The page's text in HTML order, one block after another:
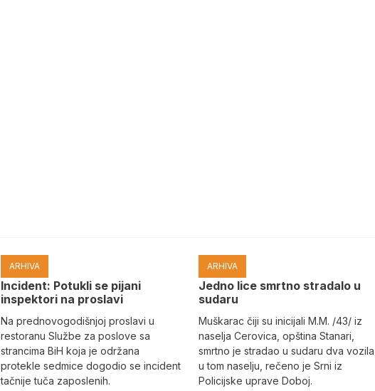
ARHIVA
Incident: Potukli se pijani
inspektori na proslavi
Na prednovogodišnjoj proslavi u
restoranu Službe za poslove sa
strancima BiH koja je održana
protekle sedmice dogodio se incident
tačnije tuča zaposlenih.
ARHIVA
Јedno lice smrtno stradalo u
sudaru
Muškarac čiji su inicijali M.M. /43/ iz
naselja Cerovica, opština Stanari,
smrtno je stradao u sudaru dva vozila
u tom naselju, rečeno je Srni iz
Policijske uprave Doboj.